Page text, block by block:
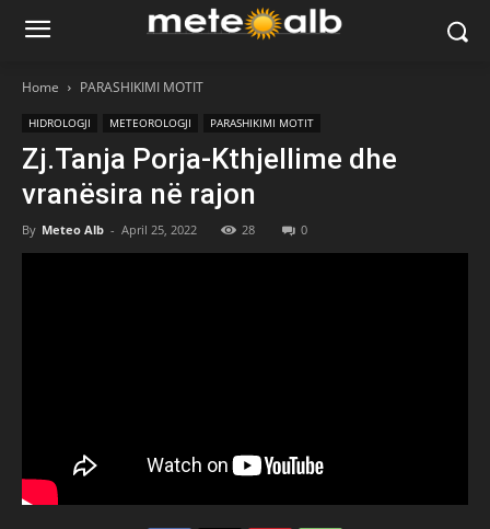
Home PARASHIKIMI MOTIT
HIDROLOGJI METEOROLOGJI PARASHIKIMI MOTIT
Zj.Tanja Porja-Kthjellime dhe
vranësira në rajon
By Meteo Alb - April 25, 2022 28 0